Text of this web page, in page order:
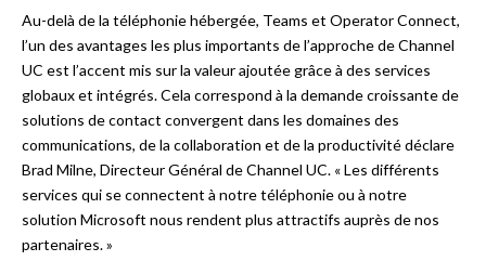
Au-delà de la téléphonie hébergée, Teams et Operator Connect,
l’un des avantages les plus importants de l’approche de Channel
UC est l’accent mis sur la valeur ajoutée grâce à des services
globaux et intégrés. Cela correspond à la demande croissante de
solutions de contact convergent dans les domaines des
communications, de la collaboration et de la productivité déclare
Brad Milne, Directeur Général de Channel UC. « Les différents
services qui se connectent à notre téléphonie ou à notre
solution Microsoft nous rendent plus attractifs auprès de nos
partenaires. »